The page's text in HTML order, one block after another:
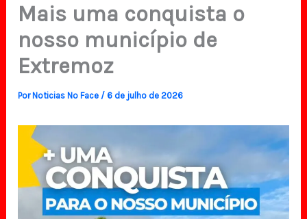
Mais uma conquista o
nosso município de
Extremoz
PorNoticias No Face / 6 de julho de 2026